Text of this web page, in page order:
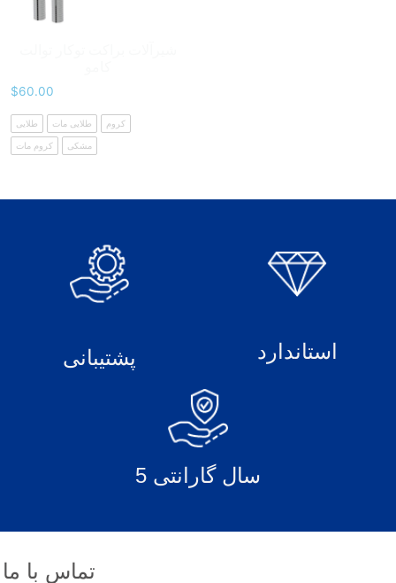
$60.00
طلایی طلایی مات کروم
کروم مات مشکی
پشتیبانی استاندارد
5 سال گارانتی
تماس با ما